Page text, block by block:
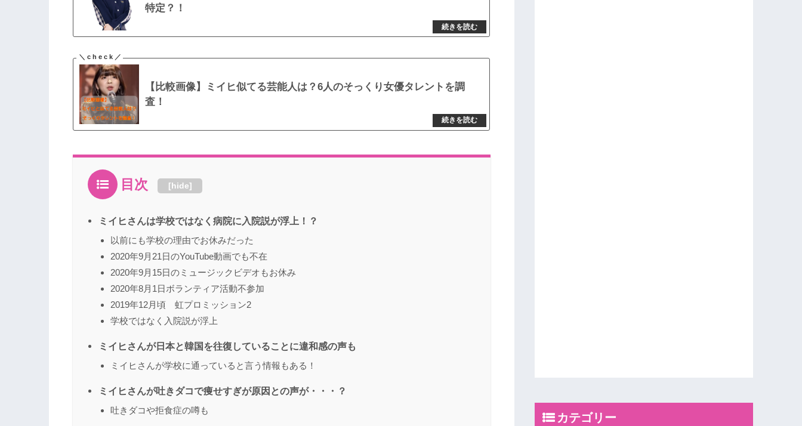
特定？！
【比較画像】ミイヒ似てる芸能人は？6人のそっくり女優タレントを調
査！
目次 [hide]
ミイヒさんは学校ではなく病院に入院説が浮上！？
以前にも学校の理由でお休みだった
2020年9月21日のYouTube動画でも不在
2020年9月15日のミュージックビデオもお休み
2020年8月1日ボランティア活動不参加
2019年12月頃 虹プロミッション2
学校ではなく入院説が浮上
ミイヒさんが日本と韓国を往復していることに違和感の声も
ミイヒさんが学校に通っていると言う情報もある！
ミイヒさんが吐きダコで痩せすぎが原因との声が・・・？
吐きダコや拒食症の噂も
カテゴリー